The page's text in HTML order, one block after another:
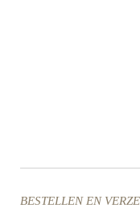
BESTELLEN EN